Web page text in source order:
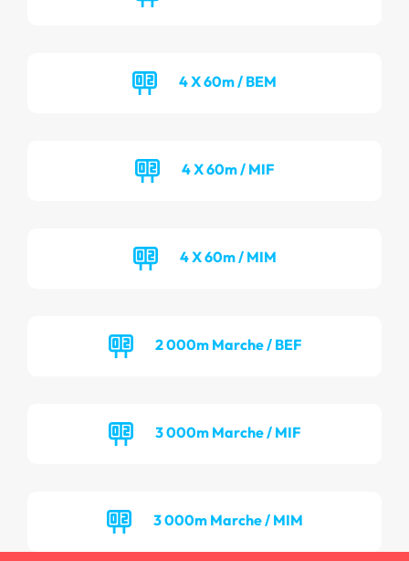
4 X 60m / BEM
4 X 60m / MIF
4 X 60m / MIM
2 000m Marche / BEF
3 000m Marche / MIF
3 000m Marche / MIM